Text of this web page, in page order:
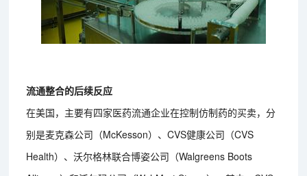
流通整合的后续反应
在美国，主要有四家医药流通企业在控制仿制药的买卖，分
别是麦克森公司（McKesson）、CVS健康公司（CVS
Health）、沃尔格林联合博姿公司（Walgreens Boots